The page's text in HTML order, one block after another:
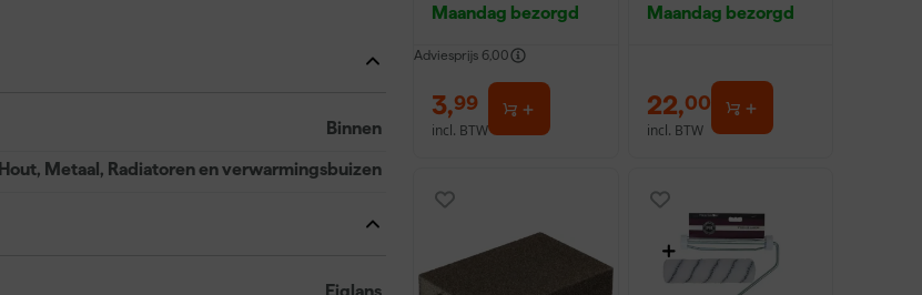
Binnen
Hout, Metaal, Radiatoren en verwarmingsbuizen
Eiglans
Maandag bezorgd
Adviesprijs 6,00
3,99
incl. BTW
Maandag bezorgd
22,00
incl. BTW